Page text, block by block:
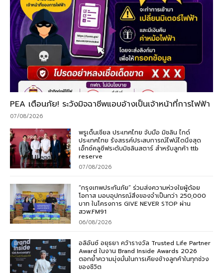
PEA เตือนภัย! ระวังมิจฉาชีพแอบอ้างเป็นเจ้าหน้าที่การไฟฟ้า
07/08/2026
พรูเด็นเชียล ประเทศไทย จับมือ มิชลิน ไกด์
ประเทศไทย รังสรรค์ประสบการณ์ไฟน์ไดนิ่งสุด
เอ็กซ์คลูซีฟระดับมิชลินสตาร์ สำหรับลูกค้า ttb
reserve
07/08/2026
“กรุงเทพประกันภัย” ร่วมส่งความห่วงใยผู้ด้อย
โอกาส มอบอุปกรณ์สิ่งของจำเป็นกว่า 250,000
บาท ในโครงการ GIVE NEVER STOP ผ่าน
สวพ.FM91
06/08/2026
อลิอันซ์ อยุธยา คว้ารางวัล Trusted Life Partner
Award ในงาน Brand Inside Awards 2026
ตอกย้ำความมุ่งมั่นในการเคียงข้างลูกค้าในทุกช่วง
ของชีวิต